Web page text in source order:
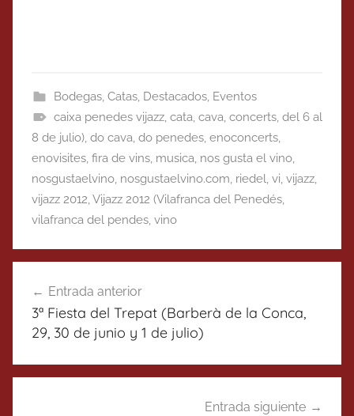
Bodegas, Catas, Destacados, Eventos
caixa penedes vijazz, cata, cava, concerts, del 6 al
8 de julio), do cava, do penedes, enoconcerts,
enovisites, fira de vins, musica, nos gusta el vino,
nosgustaelvino, nosgustaelvino.com, riedel, vi, vijazz,
vijazz 2012,Vijazz 2012 (Vilafranca del Penedés,
vilafranca del pendes, vino
de
entradas
Entrada anterior
3ª Fiesta del Trepat (Barberà de la Conca,
29, 30 de junio y 1 de julio)
Entrada siguiente